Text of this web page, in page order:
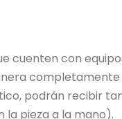
cuenten con
completamente
podrán recibir
la pieza a la mano).